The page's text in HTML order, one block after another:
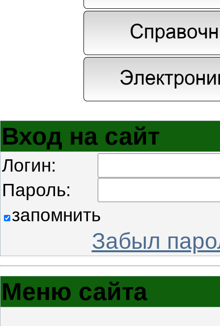
Вход на сайт
Логин:
Пароль:
запомнить
Забыл
Меню сайта